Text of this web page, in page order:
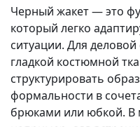
Черный жакет — это
который легко
ситуации. Для
гладкой костюмной
структурировать
формальности в
брюками или юбкой. В